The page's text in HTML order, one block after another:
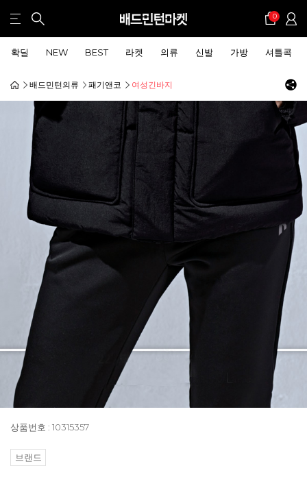
0
확딜 NEW BEST 라켓 의류 신발 가방 셔틀콕
배드민턴의류 패기앤코 여성긴바지
상품번호 : 10315357
브랜드